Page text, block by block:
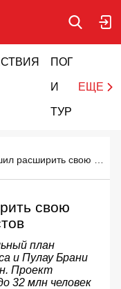
ПОГОДА
И
ТУРИЗМ
ЕЩЕ
свою
план
и Пулау Брани
Проект
32 млн человек